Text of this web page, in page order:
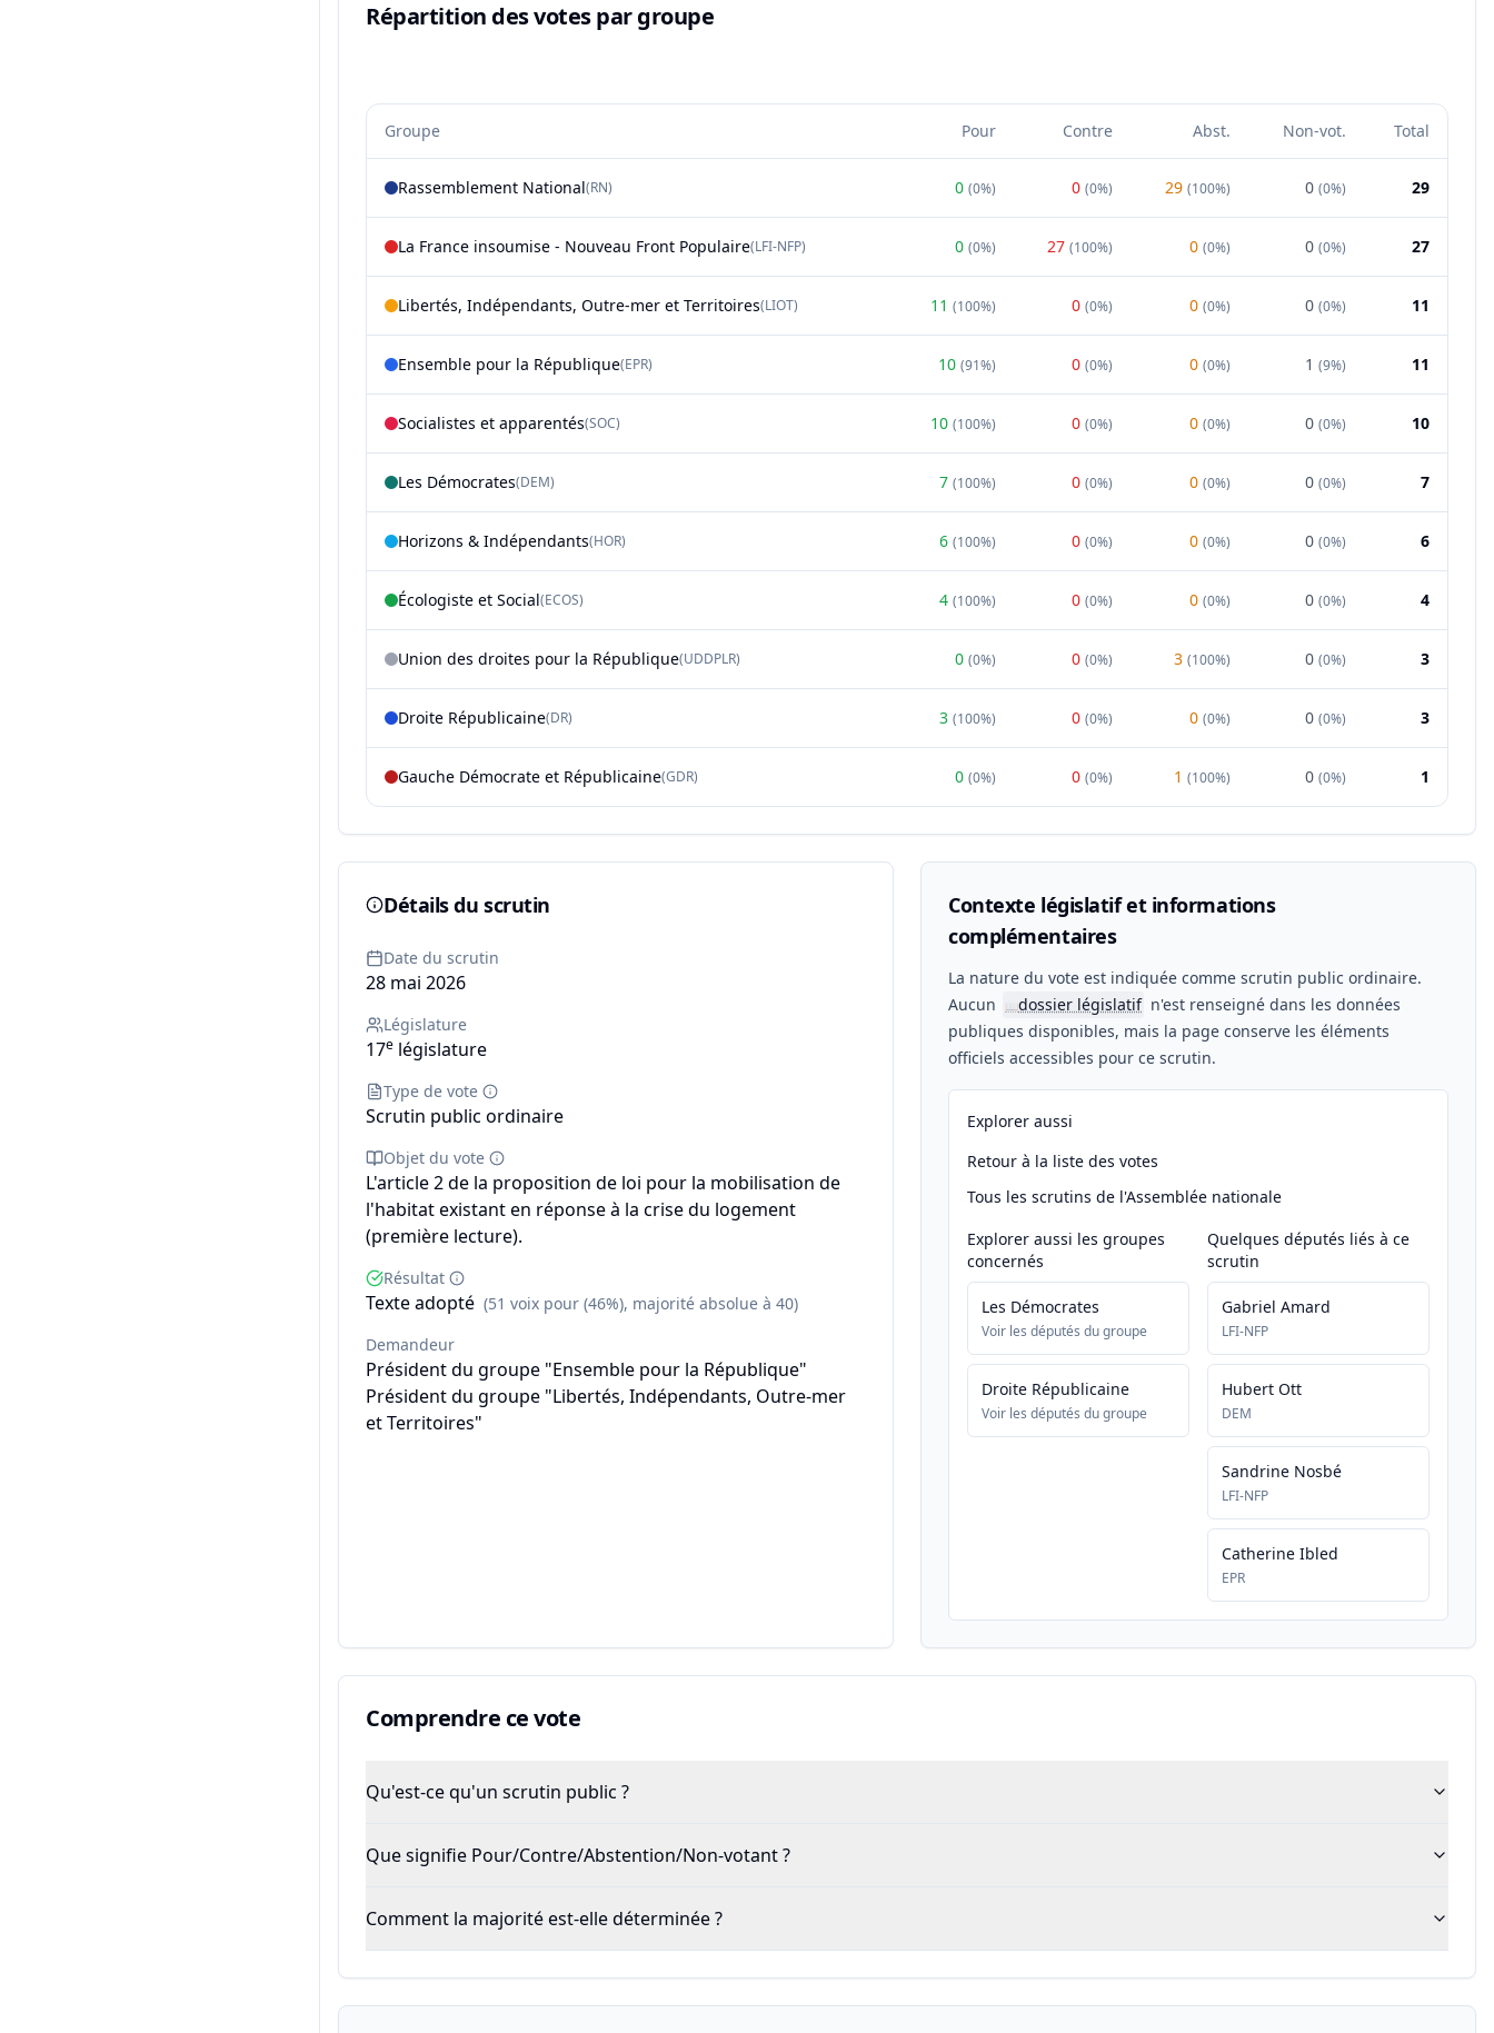
Répartition des votes par groupe
Groupe Pour Contre Abst. Non-vot. Total
Rassemblement National(RN) 0 (0%) 0 (0%) 29 (100%) 0 (0%) 29
La France insoumise - Nouveau Front Populaire(LFI-NFP) 0 (0%) 27 (100%) 0 (0%) 0 (0%) 27
Libertés, Indépendants, Outre-mer et Territoires(LIOT) 11 (100%) 0 (0%) 0 (0%) 0 (0%) 11
Ensemble pour la République(EPR) 10 (91%) 0 (0%) 0 (0%) 1 (9%) 11
Socialistes et apparentés(SOC) 10 (100%) 0 (0%) 0 (0%) 0 (0%) 10
Les Démocrates(DEM) 7 (100%) 0 (0%) 0 (0%) 0 (0%) 7
Horizons & Indépendants(HOR) 6 (100%) 0 (0%) 0 (0%) 0 (0%) 6
Écologiste et Social(ECOS) 4 (100%) 0 (0%) 0 (0%) 0 (0%) 4
Union des droites pour la République(UDDPLR) 0 (0%) 0 (0%) 3 (100%) 0 (0%) 3
Droite Républicaine(DR) 3 (100%) 0 (0%) 0 (0%) 0 (0%) 3
Gauche Démocrate et Républicaine(GDR) 0 (0%) 0 (0%) 1 (100%) 0 (0%) 1
Détails du scrutin
Date du scrutin
28 mai 2026
Législature
17e législature
Type de vote
Scrutin public ordinaire
Objet du vote
L'article 2 de la proposition de loi pour la mobilisation de
l'habitat existant en réponse à la crise du logement
(première lecture).
Résultat
Texte adopté (51 voix pour (46%), majorité absolue à 40)
Demandeur
Président du groupe "Ensemble pour la République"
Président du groupe "Libertés, Indépendants, Outre-mer
et Territoires"
Contexte législatif et informations
complémentaires
La nature du vote est indiquée comme scrutin public ordinaire.
Aucun
📖dossier législatif n'est renseigné dans les données
publiques disponibles, mais la page conserve les éléments
officiels accessibles pour ce scrutin.
Explorer aussi
Retour à la liste des votes
Tous les scrutins de l'Assemblée nationale
Explorer aussi les groupes
concernés
Les Démocrates
Voir les députés du groupe
Droite Républicaine
Voir les députés du groupe
Quelques députés liés à ce
scrutin
Gabriel Amard
LFI-NFP
Hubert Ott
DEM
Sandrine Nosbé
LFI-NFP
Catherine Ibled
EPR
Comprendre ce vote
Qu'est-ce qu'un scrutin public ?
Que signifie Pour/Contre/Abstention/Non-votant ?
Comment la majorité est-elle déterminée ?